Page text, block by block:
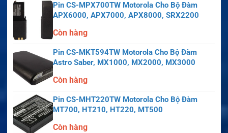
Pin CS-MPX700TW Motorola Cho Bộ Đàm
APX6000, APX7000, APX8000, SRX2200
Còn hàng
Pin CS-MKT594TW Motorola Cho Bộ Đàm
Astro Saber, MX1000, MX2000, MX3000
Còn hàng
Pin CS-MHT220TW Motorola Cho Bộ Đàm
MT700, HT210, HT220, MT500
Còn hàng